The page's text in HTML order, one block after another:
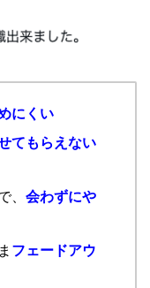
にくい
てもらえない
、 会わずにや
フェードアウ